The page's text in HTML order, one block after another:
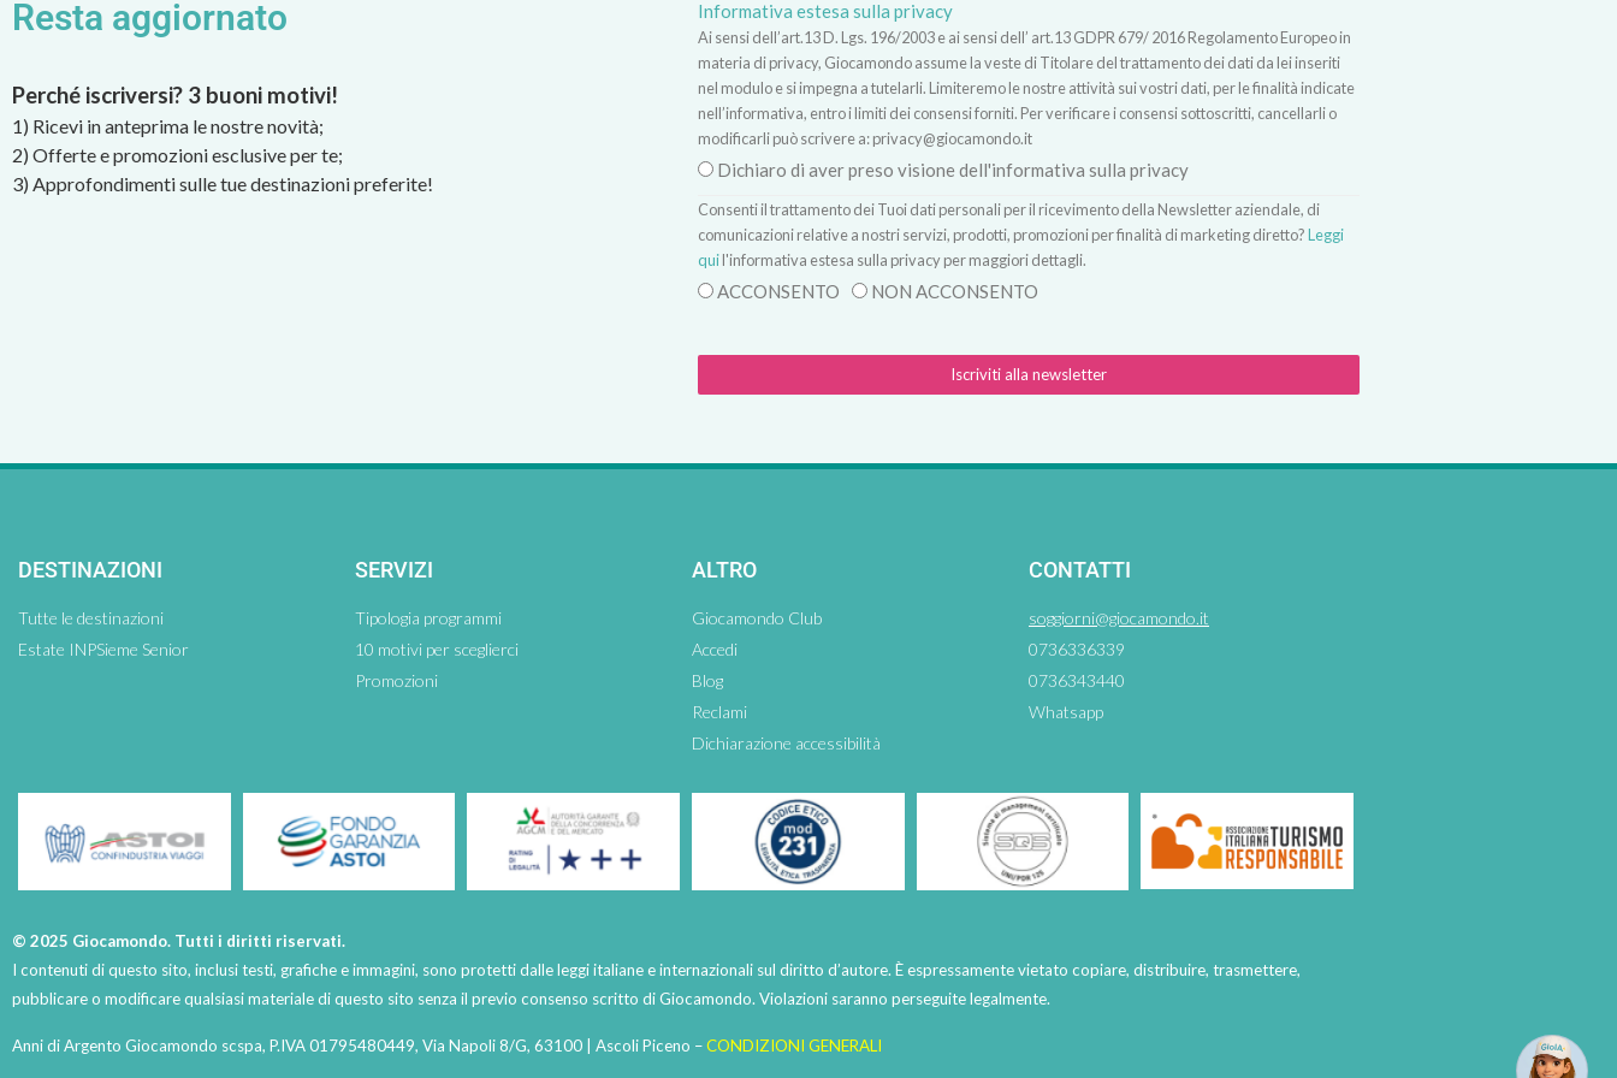
Resta aggiornato
Perché iscriversi? 3 buoni motivi!
1) Ricevi in anteprima le nostre novità;
2) Offerte e promozioni esclusive per te;
3) Approfondimenti sulle tue destinazioni preferite!
Informativa estesa sulla privacy
Ai sensi dell’art.13 D. Lgs. 196/2003 e ai sensi dell’ art.13 GDPR 679/ 2016 Regolamento Europeo in
materia di privacy, Giocamondo assume la veste di Titolare del trattamento dei dati da lei inseriti
nel modulo e si impegna a tutelarli. Limiteremo le nostre attività sui vostri dati, per le finalità indicate
nell’informativa, entro i limiti dei consensi forniti. Per verificare i consensi sottoscritti, cancellarli o
modificarli può scrivere a:privacy@giocamondo.it
Dichiaro di aver preso visione dell'informativa sulla privacy
Consenti il trattamento dei Tuoi dati personali per il ricevimento della Newsletter aziendale, di
comunicazioni relative a nostri servizi, prodotti, promozioni per finalità di marketing diretto?Leggi
quil'informativa estesa sulla privacy per maggiori dettagli.
ACCONSENTO NON ACCONSENTO
Iscriviti alla newsletter
DESTINAZIONI
Tutte le destinazioni
Estate INPSieme Senior
SERVIZI
Tipologia programmi
10 motivi per sceglierci
Promozioni
ALTRO
Giocamondo Club
Accedi
Blog
Reclami
Dichiarazione accessibilità
CONTATTI
soggiorni@giocamondo.it
0736336339
0736343440
Whatsapp
© 2025 Giocamondo. Tutti i diritti riservati.
I contenuti di questo sito, inclusi testi, grafiche e immagini, sono protetti dalle leggi italiane e internazionali sul diritto d’autore. È espressamente vietato copiare, distribuire, trasmettere,
pubblicare o modificare qualsiasi materiale di questo sito senza il previo consenso scritto di Giocamondo. Violazioni saranno perseguite legalmente.
Anni di Argento Giocamondo scspa, P.IVA 01795480449, Via Napoli 8/G, 63100 | Ascoli Piceno –CONDIZIONI GENERALI